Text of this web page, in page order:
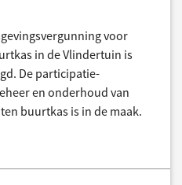
voor
in de Vlindertuin is
De participatie-
en onderhoud van
buurtkas is in de maak.